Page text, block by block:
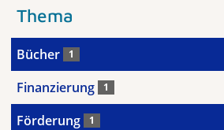
Thema
Bücher 1
Finanzierung 1
Förderung 1